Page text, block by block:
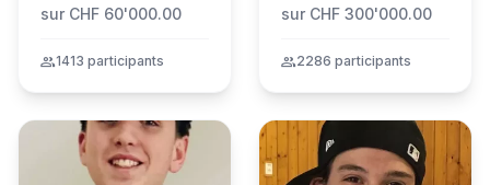
sur CHF 60'000.00
group1413 participants
sur CHF 300'000.00
group2286 participants